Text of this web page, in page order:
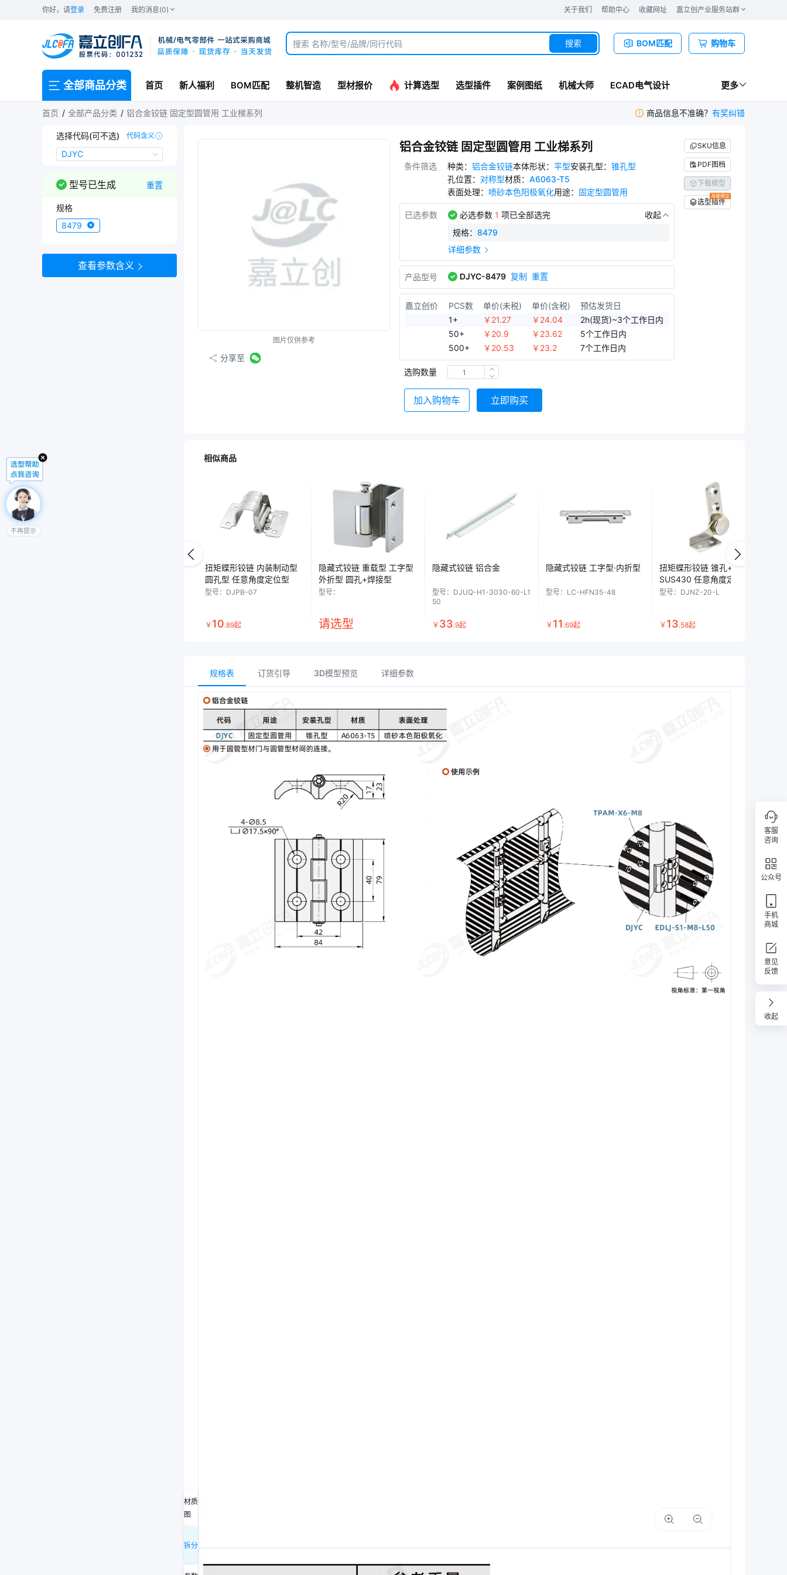
你好，请登录 免费注册 我的消息(0) 关于我们 帮助中心 收藏网址 嘉立创产业服务站群
BOM匹配 购物车
搜索
全部商品分类 首页 新人福利 BOM匹配 整机智造 型材报价 计算选型 选型插件 案例图纸 机械大师 ECAD电气设计 更多
首页 全部产品分类 铝合金铰链 固定型圆管用 工业梯系列 商品信息不准确？ 有奖纠错
选择代码(可不选) 代码含义
DJYC
DJYC
型号已生成 重置
规格
8479
查看参数含义
图片仅供参考
分享至
铝合金铰链 固定型圆管用 工业梯系列
条件筛选 种类： 铝合金铰链本体形状： 平型安装孔型： 锥孔型
孔位置： 对称型材质： A6063-T5
表面处理： 喷砂本色阳极氧化用途： 固定型圆管用
已选参数 必选参数 1 项已全部选完
收起
规格： 8479
详细参数
产品型号 DJYC-8479 复制 重置
嘉立创价 PCS数 单价(未税) 单价(含税)
预估发货日
1+
￥ 21.27 ￥ 24.04
2h(现货)~3个工作日内
50+
￥ 20.9 ￥ 23.62
5个工作日内
500+
￥ 20.53 ￥ 23.2 7个工作日内
选购数量
加入购物车 立即购买
SKU信息
PDF图档
下载模型
海量模型
选型插件
相似商品
扭矩蝶形铰链 内装制动型
圆孔型 任意角度定位型
型号： DJPB-07
￥ 10.89起
隐藏式铰链 重载型 工字型
外折型 圆孔+焊接型
型号：
请选型
隐藏式铰链 铝合金
型号： DJUQ-H1-3030-60-L1
50
￥ 33.9起
隐藏式铰链 工字型·内折型
型号： LC-HFN35-48
￥ 11 .69起
扭矩蝶形铰链 锥孔+圆孔型
SUS430 任意角度定位型
型号： DJNZ-20-L
￥ 13.58起
规格表 订货引导 3D模型预览 详细参数
材质
图
拆分
不再提示
客服
咨询
公众号
手机
商城
意见
反馈
收起